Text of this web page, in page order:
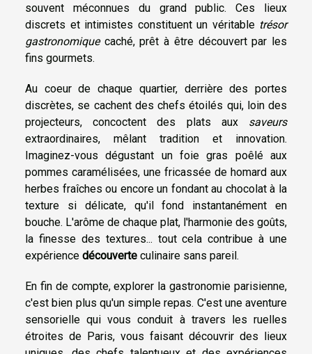
souvent méconnues du grand public. Ces lieux
discrets et intimistes constituent un véritable trésor
gastronomiquecaché, prêt à être découvert par les
fins gourmets.
Au coeur de chaque quartier, derrière des portes
discrètes, se cachent des chefs étoilés qui, loin des
projecteurs, concoctent des plats aux saveurs
extraordinaires, mêlant tradition et innovation.
Imaginez-vous dégustant un foie gras poêlé aux
pommes caramélisées, une fricassée de homard aux
herbes fraîches ou encore un fondant au chocolat à la
texture si délicate, qu'il fond instantanément en
bouche. L'arôme de chaque plat, l'harmonie des goûts,
la finesse des textures... tout cela contribue à une
expérience découverte culinaire sans pareil.
En fin de compte, explorer la gastronomie parisienne,
c'est bien plus qu'un simple repas. C'est une aventure
sensorielle qui vous conduit à travers les ruelles
étroites de Paris, vous faisant découvrir des lieux